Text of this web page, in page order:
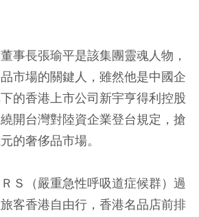
事長張瑜平是該集團靈魂人物，
市場的關鍵人，雖然他是中國企
的香港上市公司新宇亨得利控股
開台灣對陸資企業登台規定，搶
的奢侈品市場。
Ｓ（嚴重急性呼吸道症候群）過
客香港自由行，香港名品店前排